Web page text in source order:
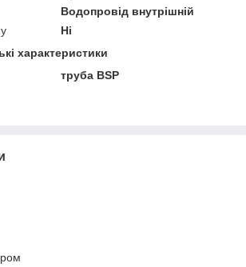
Водопровід внутрішній
Ні
характеристики
труба BSP